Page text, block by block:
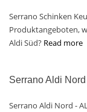
Serrano Schinken
Produktangeboten,
Aldi Süd? Read more
Serrano Aldi
Serrano Aldi Nord -